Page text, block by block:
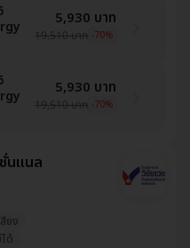
5,930 บาท
19,510 บาท -70%
5,930 บาท
19,510 บาท -70%
นแนล
ยง
ด้